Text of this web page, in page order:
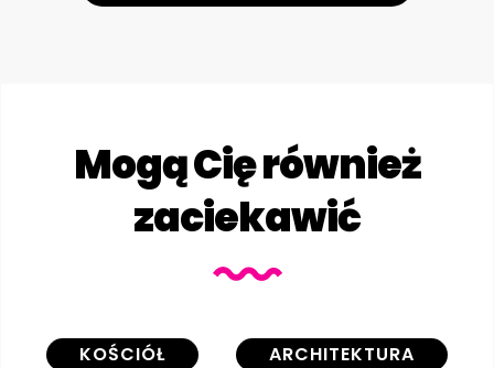
Mogą Cię również
zaciekawić
KOŚCIÓŁ ARCHITEKTURA